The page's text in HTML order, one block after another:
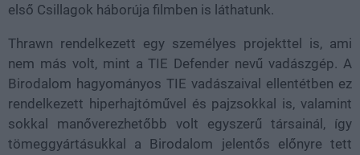
első Csillagok háborúja filmben is láthatunk.
Thrawn rendelkezett egy személyes projekttel is, ami
nem más volt, mint a TIE Defender nevű vadászgép. A
Birodalom hagyományos TIE vadászaival ellentétben ez
rendelkezett hiperhajtóművel és pajzsokkal is, valamint
sokkal manőverezhetőbb volt egyszerű társainál, így
tömeggyártásukkal a Birodalom jelentős előnyre tett